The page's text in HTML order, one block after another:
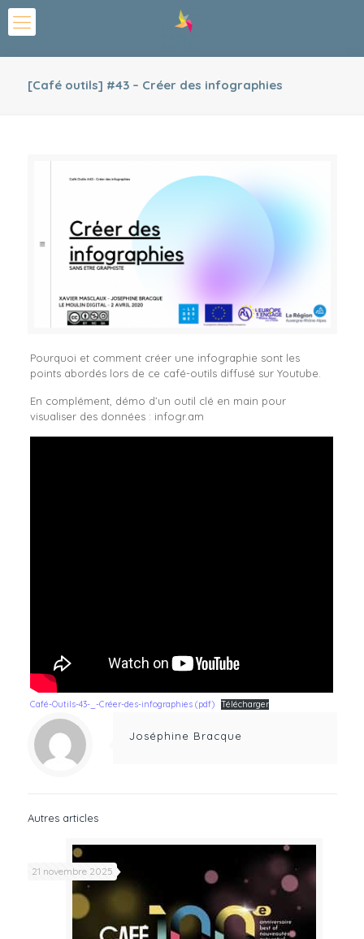
[Café outils] #43 – Créer des infographies
Pourquoi et comment créer une infographie sont les
points abordés lors de ce café-outils diffusé sur Youtube.
En complément, démo d’un outil clé en main pour
visualiser des données : infogr.am
Café-Outils-43-_-Créer-des-infographies (pdf) Télécharger
Joséphine Bracque
Autres articles
21 novembre 2025